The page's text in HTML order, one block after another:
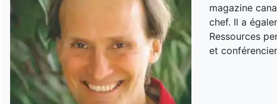
magazine
chef. Il a
Ressources
et